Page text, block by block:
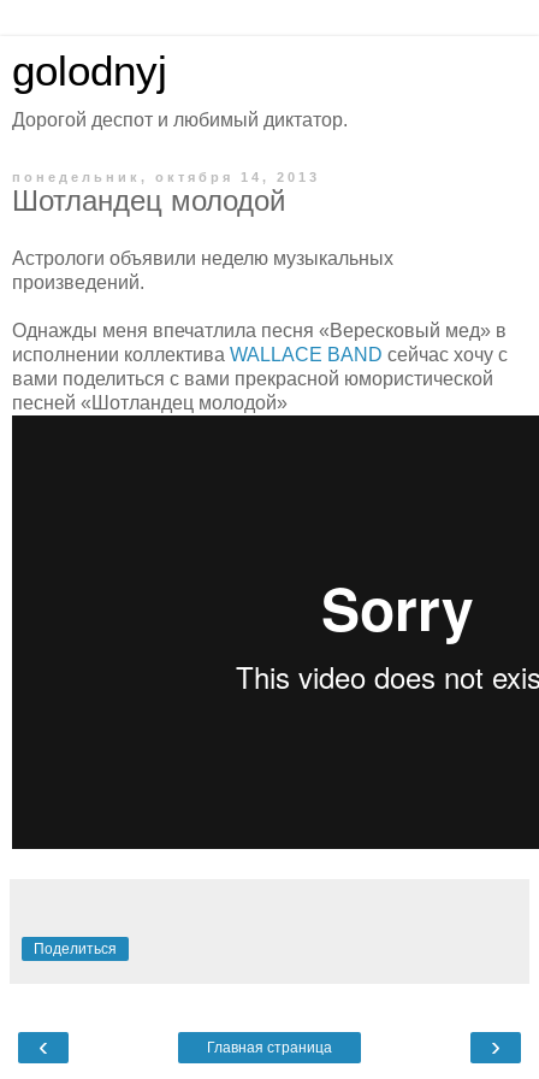
golodnyj
Дорогой деспот и любимый диктатор.
понедельник, октября 14, 2013
Шотландец молодой
Астрологи объявили неделю музыкальных
произведений.
Однажды меня впечатлила песня «Вересковый мед» в
исполнении коллектива WALLACE BAND сейчас хочу с
вами поделиться с вами прекрасной юмористической
песней «Шотландец молодой»
Поделиться
‹ ›
Главная страница